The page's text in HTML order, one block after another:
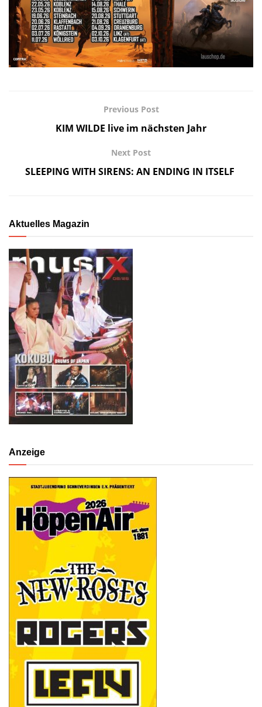
Previous Post
KIM WILDE live im nächsten Jahr
Next Post
SLEEPING WITH SIRENS: AN ENDING IN ITSELF
Aktuelles Magazin
Anzeige